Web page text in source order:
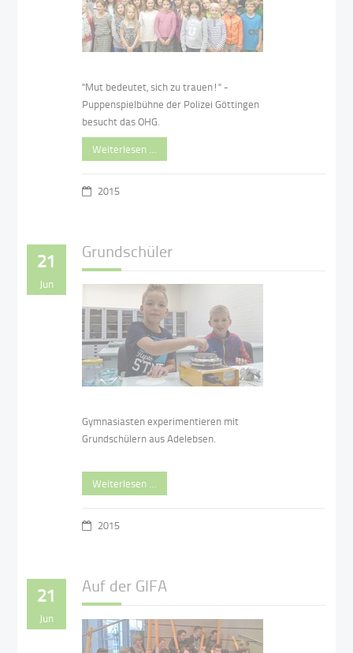
"Mut bedeutet, sich zu trauen!" -
Puppenspielbühne der Polizei Göttingen
besucht das OHG.
Weiterlesen …
2015
21
Jun
Grundschüler
Gymnasiasten experimentieren mit
Grundschülern aus Adelebsen.
Weiterlesen …
2015
21
Jun
Auf der GIFA